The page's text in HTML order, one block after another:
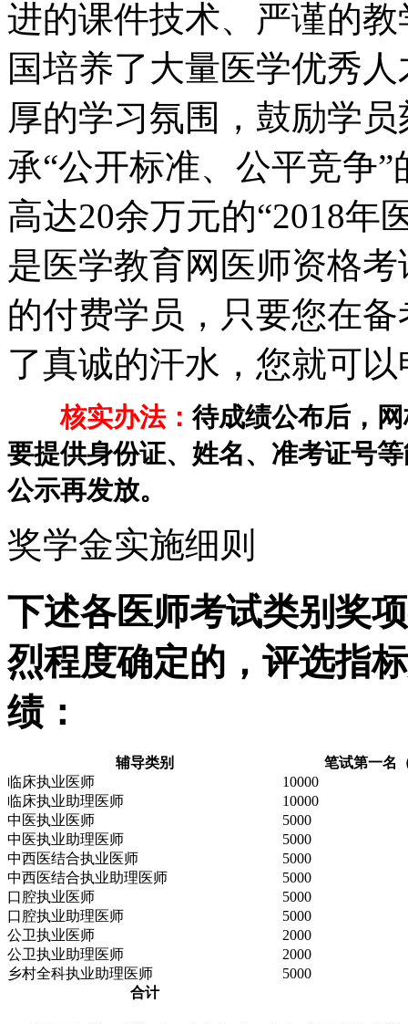
进的课件技术、严谨的
国培养了大量医学优秀
厚的学习氛围，鼓励学
承“公开标准、公平竞争
高达20余万元的“2018年
是医学教育网医师资格
的付费学员，只要您在
了真诚的汗水，您就可
核实办法：待成绩公布后，
要提供身份证、姓名、准考证号
公示再发放。
奖学金实施细则
下述各医师考试类别奖
烈程度确定的，评选指
绩：
辅导类别
笔试第一名
临床执业医师
10000
临床执业助理医师
10000
中医执业医师
5000
中医执业助理医师
5000
中西医结合执业医师
5000
中西医结合执业助理医师
5000
口腔执业医师
5000
口腔执业助理医师
5000
公卫执业医师
2000
公卫执业助理医师
2000
乡村全科执业助理医师
5000
合计